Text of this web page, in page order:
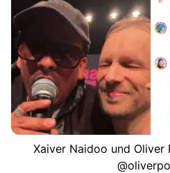
Xaiver Naidoo und Oliver